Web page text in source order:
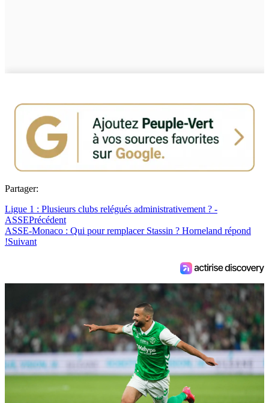
Partager:
Ligue 1 : Plusieurs clubs relégués administrativement ? -
ASSEPrécédent
ASSE-Monaco : Qui pour remplacer Stassin ? Horneland répond
!Suivant